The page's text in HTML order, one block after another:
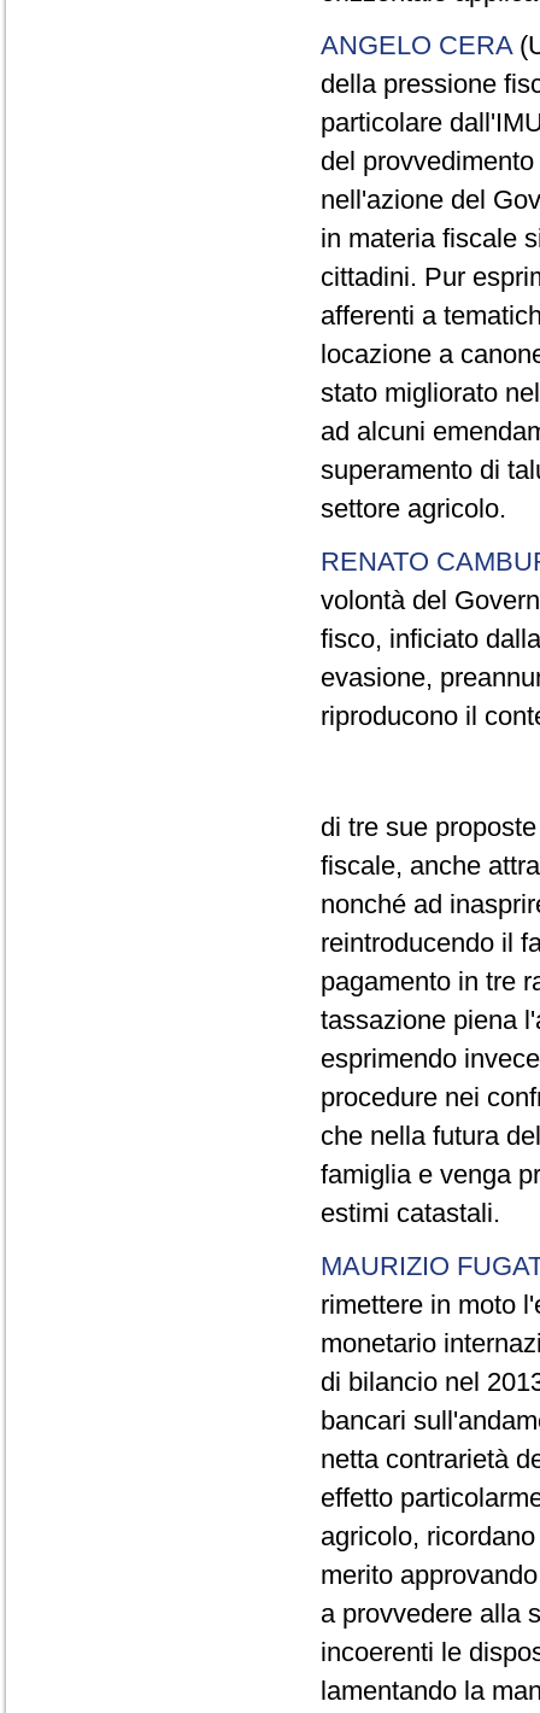
ANGELO CERA
della pressione
particolare
del
nell'azione del
in materia fiscale
cittadini. Pur
afferenti a
locazione a
stato migliorato
ad alcuni
superamento di
settore agricolo.
RENATO
volontà del
fisco, inficiato
evasione,
riproducono il
di tre sue
fiscale, anche
nonché ad
reintroducendo il
pagamento in tre
tassazione piena
esprimendo
procedure nei
che nella futura
famiglia e venga
estimi catastali.
MAURIZIO
rimettere in moto
monetario
di bilancio nel
bancari
netta contrarietà
effetto
agricolo,
merito
a provvedere alla
incoerenti le
lamentando la